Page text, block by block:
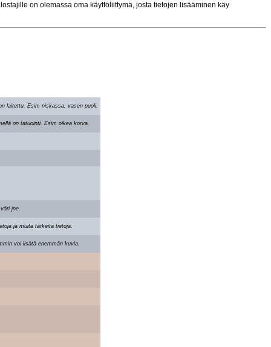
on olemassa oma käyttöliittymä, josta tietojen lisääminen käy
laitettu. Esim niskassa, vasen puoli.
on tatuointi. Esim oikea korva.
jne.
ja muita tärkeitä tietoja.
voi lisätä enemmän kuvia.